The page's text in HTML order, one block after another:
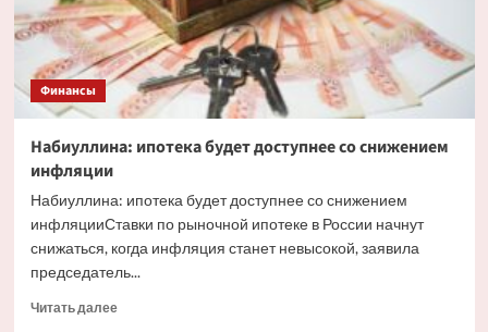
Финансы
Набиуллина: ипотека будет доступнее со снижением
инфляции
Набиуллина: ипотека будет доступнее со снижением
инфляцииСтавки по рыночной ипотеке в России начнут
снижаться, когда инфляция станет невысокой, заявила
председатель...
Читать далееПрочитать